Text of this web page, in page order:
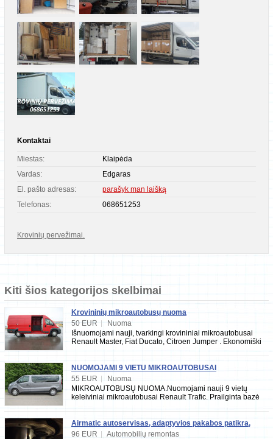
Kontaktai
Miestas:
Klaipėda
Vardas:
Edgaras
El. pašto adresas:
parašyk man laišką
Telefonas:
068651253
Krovinių pervežimai.
Kiti šios kategorijos skelbimai
Krovininių mikroautobusų nuoma
50 EUR
Nuoma
Išnuomojami nauji, tvarkingi krovininiai mikroautobusai
Renault Master, Fiat Ducato, Citroen Jumper . Ekonomiški
NUOMOJAMI 9 VIETU MIKROAUTOBUSAI
55 EUR
Nuoma
MIKROAUTOBUSŲ NUOMA.Nuomojami nauji 9 vietų
keleiviniai mikroautobusai Renault Trafic. Prailginta bazė
Airmatic autoservisas, adaptyvios pakabos patikra,
remontas, Garantija
96 EUR
Automobilių remontas